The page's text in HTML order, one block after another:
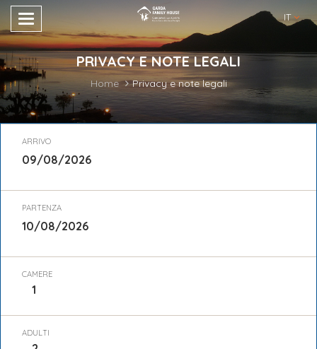
IT
PRIVACY E NOTE LEGALI
Home Privacy e note legali
ARRIVO
PARTENZA
CAMERE
ADULTI